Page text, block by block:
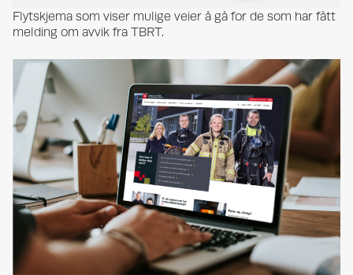
Flytskjema som viser mulige veier å gå for de som har fått
melding om avvik fra TBRT.